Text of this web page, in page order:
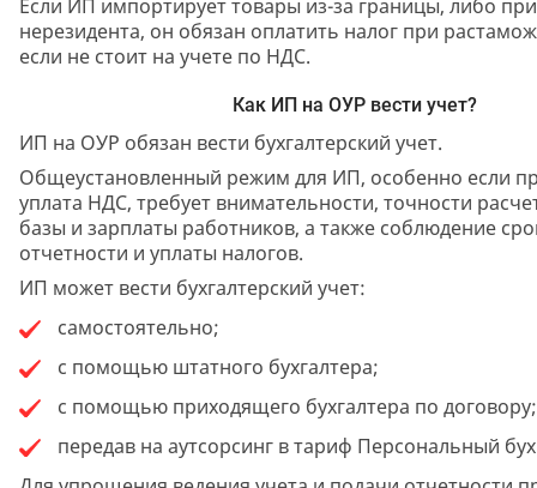
Если ИП импортирует товары из-за границы, либо
нерезидента, он обязан оплатить налог при
если не стоит на учете по НДС.
Как ИП на ОУР вести учет?
ИП на ОУР обязан вести бухгалтерский учет.
Общеустановленный режим для ИП, особенно если
уплата НДС, требует внимательности, точности
базы и зарплаты работников, а также соблюдение
отчетности и уплаты налогов.
ИП может вести бухгалтерский учет:
самостоятельно;
с помощью штатного бухгалтера;
с помощью приходящего бухгалтера по договору;
передав на аутсорсинг в тариф Персональный